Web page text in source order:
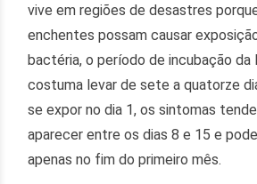
vive em regiões de desastres
enchentes possam causar
bactéria, o período de incubação
costuma levar de sete a quatorze
se expor no dia 1, os sintomas
aparecer entre os dias 8 e 15 e
apenas no fim do primeiro mês.